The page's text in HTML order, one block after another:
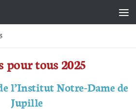
pour tous 2025
l’Institut Notre-Dame de
Jupille